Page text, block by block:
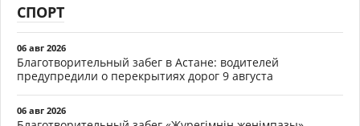
СПОРТ
06 авг 2026
Благотворительный забег в Астане: водителей
предупредили о перекрытиях дорог 9 августа
06 авг 2026